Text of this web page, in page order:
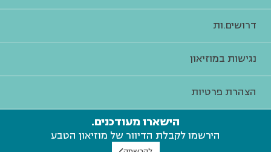
דרושים.ות
נגישות במוזיאון
הצהרת פרטיות
הישארו מעודכנים.
הירשמו לקבלת הדיוור של מוזיאון הטבע